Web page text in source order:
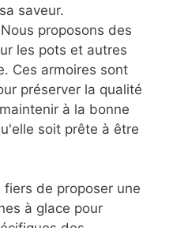
saveur.
proposons des
les pots et autres
Ces armoires sont
préserver la qualité
à la bonne
soit prête à être
fiers de proposer une
à glace pour